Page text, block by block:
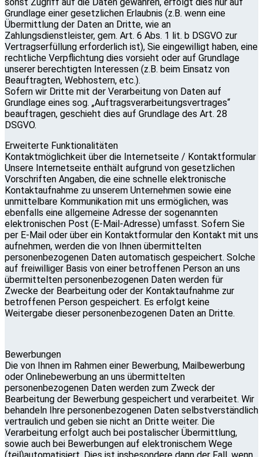
sonst Zugriff auf die Daten gewähren, erfolgt dies nur auf
Grundlage einer gesetzlichen Erlaubnis (z.B. wenn eine
Übermittlung der Daten an Dritte, wie an
Zahlungsdienstleister, gem. Art. 6 Abs. 1 lit. b DSGVO zur
Vertragserfüllung erforderlich ist), Sie eingewilligt haben, eine
rechtliche Verpflichtung dies vorsieht oder auf Grundlage
unserer berechtigten Interessen (z.B. beim Einsatz von
Beauftragten, Webhostern, etc.).
Sofern wir Dritte mit der Verarbeitung von Daten auf
Grundlage eines sog. „Auftragsverarbeitungsvertrages“
beauftragen, geschieht dies auf Grundlage des Art. 28
DSGVO.
Erweiterte Funktionalitäten
Kontaktmöglichkeit über die Internetseite / Kontaktformular
Unsere Internetseite enthält aufgrund von gesetzlichen
Vorschriften Angaben, die eine schnelle elektronische
Kontaktaufnahme zu unserem Unternehmen sowie eine
unmittelbare Kommunikation mit uns ermöglichen, was
ebenfalls eine allgemeine Adresse der sogenannten
elektronischen Post (E-Mail-Adresse) umfasst. Sofern Sie
per E-Mail oder über ein Kontaktformular den Kontakt mit uns
aufnehmen, werden die von Ihnen übermittelten
personenbezogenen Daten automatisch gespeichert. Solche
auf freiwilliger Basis von einer betroffenen Person an uns
übermittelten personenbezogenen Daten werden für
Zwecke der Bearbeitung oder der Kontaktaufnahme zur
betroffenen Person gespeichert. Es erfolgt keine
Weitergabe dieser personenbezogenen Daten an Dritte.
Bewerbungen
Die von Ihnen im Rahmen einer Bewerbung, Mailbewerbung
oder Onlinebewerbung an uns übermittelten
personenbezogenen Daten werden zum Zweck der
Bearbeitung der Bewerbung gespeichert und verarbeitet. Wir
behandeln Ihre personenbezogenen Daten selbstverständlich
vertraulich und geben sie nicht an Dritte weiter. Die
Verarbeitung erfolgt auch bei postalischer Übermittlung,
sowie auch bei Bewerbungen auf elektronischem Wege